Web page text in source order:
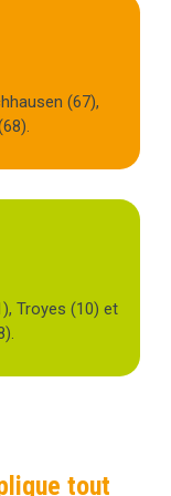
(67),
Troyes (10) et
tout